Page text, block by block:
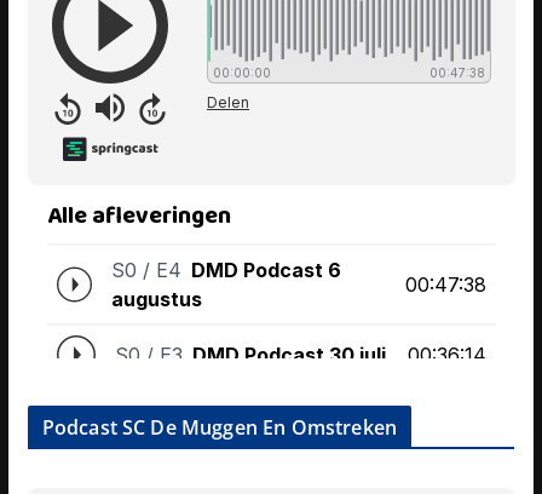
Podcast SC De Muggen En Omstreken